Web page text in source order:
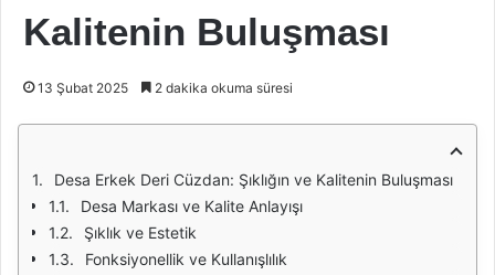
Kalitenin Buluşması
13 Şubat 2025 2 dakika okuma süresi
Desa Erkek Deri Cüzdan: Şıklığın ve Kalitenin Buluşması
Desa Markası ve Kalite Anlayışı
Şıklık ve Estetik
Fonksiyonellik ve Kullanışlılık